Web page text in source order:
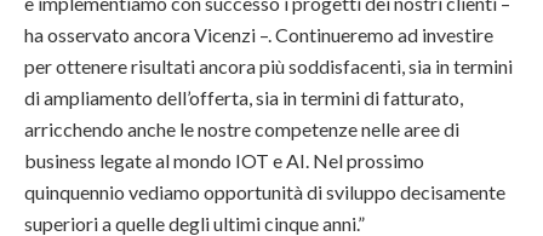
ha osservato ancora Vicenzi –. Continueremo ad investire
per ottenere risultati ancora più soddisfacenti, sia in termini
di ampliamento dell’offerta, sia in termini di fatturato,
arricchendo anche le nostre competenze nelle aree di
business legate al mondo IOT e AI. Nel prossimo
quinquennio vediamo opportunità di sviluppo decisamente
superiori a quelle degli ultimi cinque anni.”